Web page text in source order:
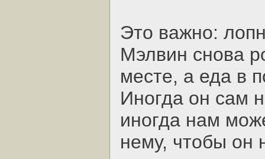
Это важно:
Мэлвин снова
месте, а еда в
Иногда он сам
иногда нам
нему, чтобы он